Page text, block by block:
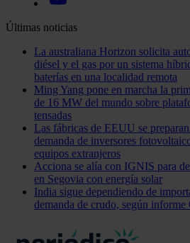
Últimas noticias
La australiana Horizon solicita
diésel y el gas por un sistema
baterías en una localidad remota
Ming Yang pone en marcha la
de 16 MW del mundo sobre
tensadas
Las fábricas de EEUU se
demanda de inversores
equipos extranjeros
Acciona se alía con IGNIS para
en Segovia con energía solar
India sigue dependiendo de
demanda de crudo, según